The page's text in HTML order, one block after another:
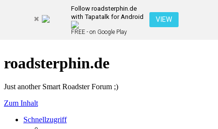
Follow roadsterphin.de
with Tapatalk for Android
FREE - on Google Play
VIEW
roadsterphin.de
Just another Smart Roadster Forum ;)
Zum Inhalt
Schnellzugriff